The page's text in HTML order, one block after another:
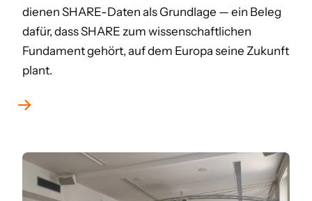
dienen SHARE-Daten als Grundlage — ein Beleg
dafür, dass SHARE zum wissenschaftlichen
Fundament gehört, auf dem Europa seine Zukunft
plant.